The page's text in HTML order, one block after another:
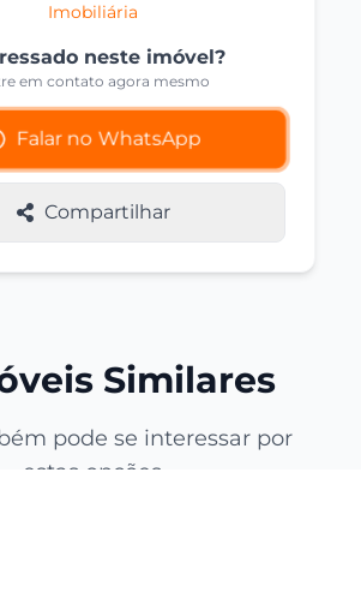
Imobiliária
neste imóvel?
em contato agora mesmo
Falar no WhatsApp
Compartilhar
Similares
pode se interessar por
estas opções